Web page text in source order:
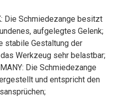
Die Schmiedezange besitzt
aufgelegtes Gelenk;
stabile Gestaltung der
Werkzeug sehr belastbar;
Die Schmiedezange
und entspricht den